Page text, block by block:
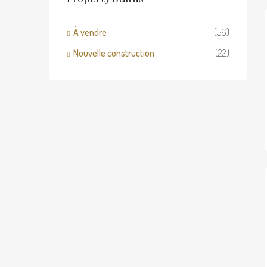
À vendre
(56)
Nouvelle construction
(22)